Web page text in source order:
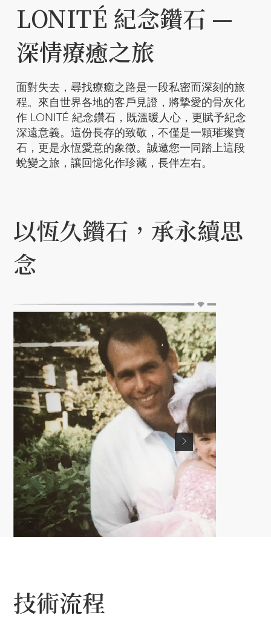
LONITÉ 紀念鑽石 —
深情療癒之旅
面對失去，尋找療癒之路是一段私密而深刻的旅
程。來自世界各地的客戶見證，將摯愛的骨灰化
作 LONITÉ 紀念鑽石，既溫暖人心，更賦予紀念
深遠意義。這份長存的致敬，不僅是一顆璀璨寶
石，更是永恆愛意的象徵。誠邀您一同踏上這段
蛻變之旅，讓回憶化作珍藏，長伴左右。
以恆久鑽石，承永續思
念
“你的一部分將永遠貼近我的心。感謝 LONITÉ 以爸爸
與戒指❤️”
技術流程